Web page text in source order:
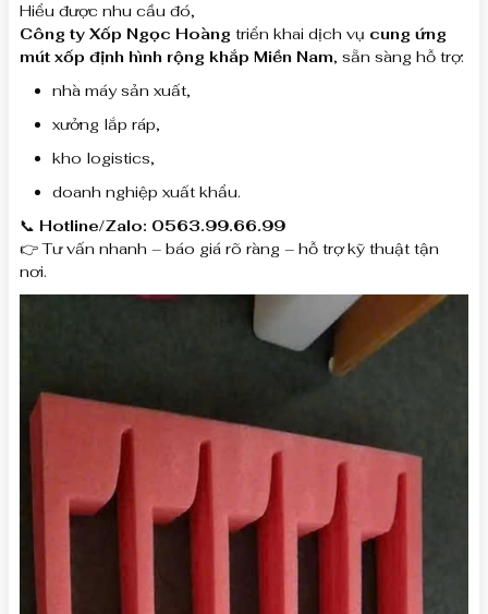
Hiểu được nhu cầu đó,
Công ty Xốp Ngọc Hoàng triển khai dịch vụ cung ứng
mút xốp định hình rộng khắp Miền Nam, sẵn sàng hỗ trợ:
nhà máy sản xuất,
xưởng lắp ráp,
kho logistics,
doanh nghiệp xuất khẩu.
📞 Hotline/Zalo: 0563.99.66.99
👉 Tư vấn nhanh – báo giá rõ ràng – hỗ trợ kỹ thuật tận
nơi.